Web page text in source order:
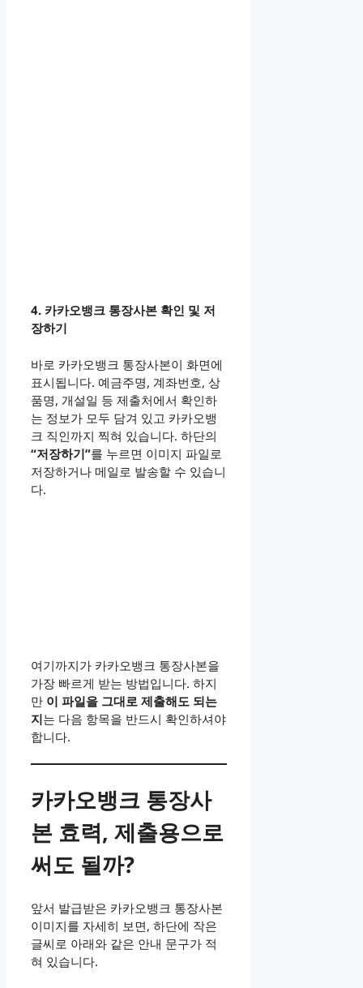
4. 카카오뱅크 통장사본 확인 및 저
장하기
바로 카카오뱅크 통장사본이 화면에
표시됩니다. 예금주명, 계좌번호, 상
품명, 개설일 등 제출처에서 확인하
는 정보가 모두 담겨 있고 카카오뱅
크 직인까지 찍혀 있습니다. 하단의
“저장하기”를 누르면 이미지 파일로
저장하거나 메일로 발송할 수 있습니
다.
여기까지가 카카오뱅크 통장사본을
가장 빠르게 받는 방법입니다. 하지
만 이 파일을 그대로 제출해도 되는
지는 다음 항목을 반드시 확인하셔야
합니다.
카카오뱅크 통장사
본 효력, 제출용으로
써도 될까?
앞서 발급받은 카카오뱅크 통장사본
이미지를 자세히 보면, 하단에 작은
글씨로 아래와 같은 안내 문구가 적
혀 있습니다.